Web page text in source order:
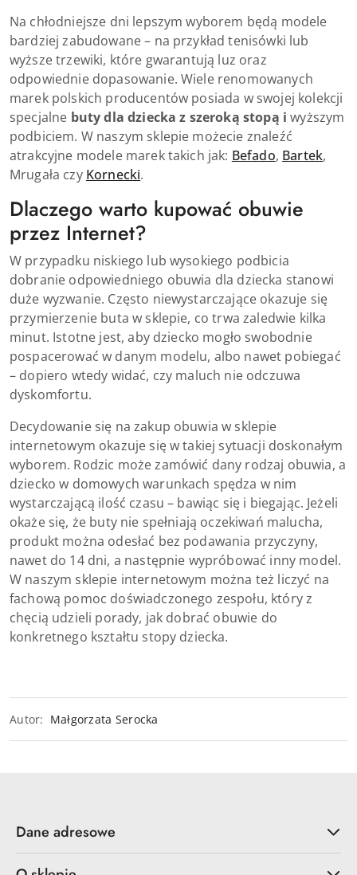
Na chłodniejsze dni lepszym wyborem będą modele
bardziej zabudowane – na przykład tenisówki lub
wyższe trzewiki, które gwarantują luz oraz
odpowiednie dopasowanie. Wiele renomowanych
marek polskich producentów posiada w swojej kolekcji
specjalne buty dla dziecka z szeroką stopą i wyższym
podbiciem. W naszym sklepie możecie znaleźć
atrakcyjne modele marek takich jak: Befado, Bartek,
Mrugała czy Kornecki.
Dlaczego warto kupować obuwie
przez Internet?
W przypadku niskiego lub wysokiego podbicia
dobranie odpowiedniego obuwia dla dziecka stanowi
duże wyzwanie. Często niewystarczające okazuje się
przymierzenie buta w sklepie, co trwa zaledwie kilka
minut. Istotne jest, aby dziecko mogło swobodnie
pospacerować w danym modelu, albo nawet pobiegać
– dopiero wtedy widać, czy maluch nie odczuwa
dyskomfortu.
Decydowanie się na zakup obuwia w sklepie
internetowym okazuje się w takiej sytuacji doskonałym
wyborem. Rodzic może zamówić dany rodzaj obuwia, a
dziecko w domowych warunkach spędza w nim
wystarczającą ilość czasu – bawiąc się i biegając. Jeżeli
okaże się, że buty nie spełniają oczekiwań malucha,
produkt można odesłać bez podawania przyczyny,
nawet do 14 dni, a następnie wypróbować inny model.
W naszym sklepie internetowym można też liczyć na
fachową pomoc doświadczonego zespołu, który z
chęcią udzieli porady, jak dobrać obuwie do
konkretnego kształtu stopy dziecka.
Autor: Małgorzata Serocka
Dane adresowe